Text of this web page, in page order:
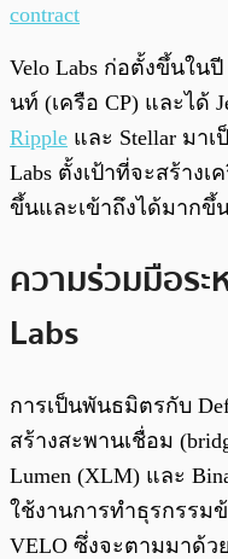
contract
Velo Labs ก่อตั้งขึ้นใน
นท์ (เครือ CP) และได้
Ripple และ Stellar มา
Labs ตั้งเป้าที่จะสร้าง
ขึ้นและเข้าถึงได้มากขึ้
ความร่วมมือระ
Labs
การเป็นพันธมิตรกับ
สร้างสะพานเชื่อม
Lumen (XLM) และ
ใช้งานการทำธุรกรรม
VELO ซึ่งจะตามมาด้ว